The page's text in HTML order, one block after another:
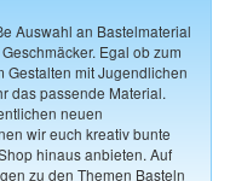
Auswahl an Bastelmaterial
Egal ob zum
Gestalten mit Jugendlichen
das passende Material.
neuen
wir euch kreativ bunte
hinaus anbieten. Auf
zu den Themen Basteln